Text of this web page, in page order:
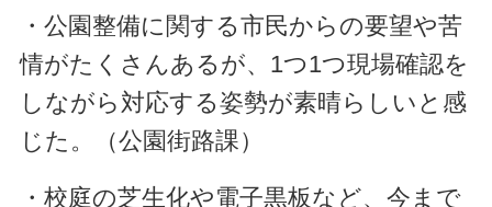
・公園整備に関する市民からの要望や苦
情がたくさんあるが、1つ1つ現場確認を
しながら対応する姿勢が素晴らしいと感
じた。（公園街路課）
・校庭の芝生化や電子黒板など、今まで